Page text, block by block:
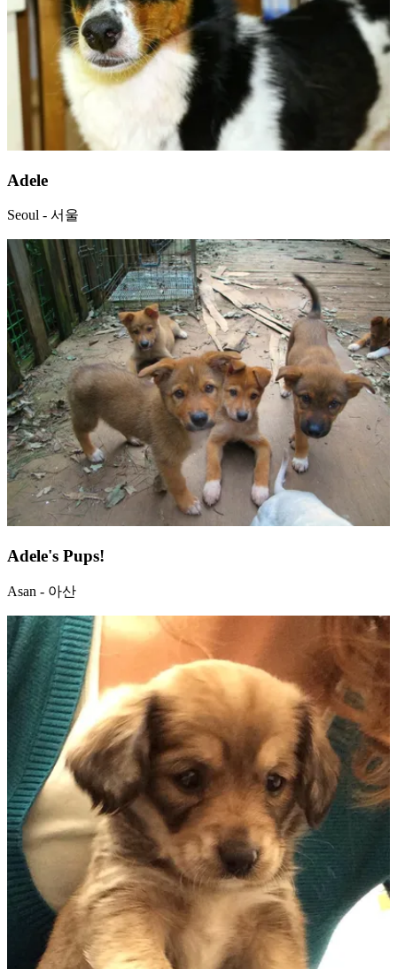
Adele
Seoul - 서울
Adele's Pups!
Asan - 아산